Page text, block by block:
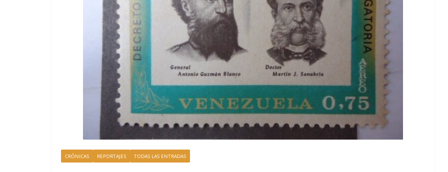
CRÓNICAS REPORTAJES TODAS LAS ENTRADAS